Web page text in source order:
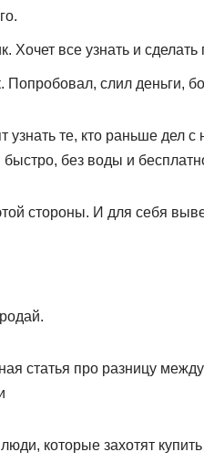
Хочет все узнать и
Попробовал, слил деньги,
узнать те, кто раньше дел
быстро, без воды и
стороны. И для себя
статья про разницу
которые захотят